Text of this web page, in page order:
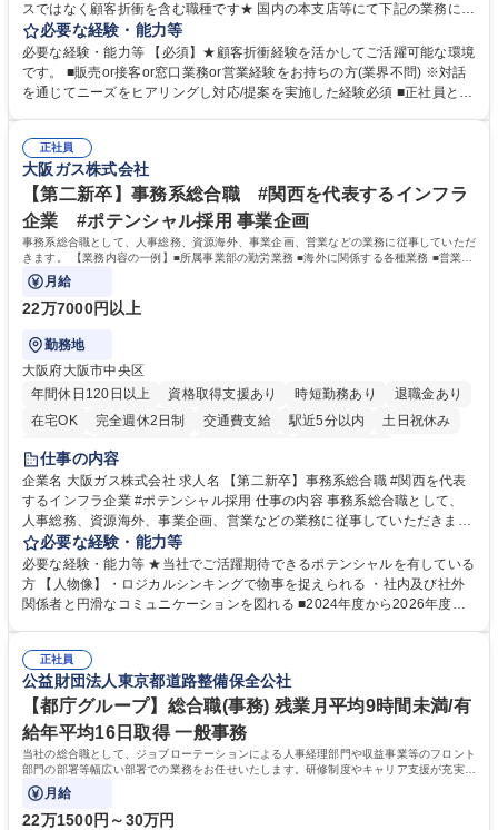
スではなく顧客折衝を含む職種です★ 国内の本支店等にて下記の業務に従
事していただきます。 ■窓口/後方/ロビーにて事務手続等の受付・オペレ
ーション、お客様対応 ■窓口にて、ご来店された個人のお客様に対して金
融商品のご提案 ■効率的な事務運用の検討・構築等 ≪業務紹介：ご応募前
に必ずご覧ください≫ ※記事 https://www.mysite.bk.mufg.jp/career/circle/
必要な経験・能力等
必要な経験・能力等 【必須】★顧客折衝経験を活かしてご活躍可能な環境
です。 ■販売or接客or窓口業務or営業経験をお持ちの方(業界不問) ※対話
を通じてニーズをヒアリングし対応/提案を実施した経験必須 ■正社員とし
るので安心して入行いただけます。 幅広いキャリアの選択肢があり、公募
や社内副業等を活用し、 一人ひとりが挑戦できるカルチャーが浸透してい
ます。 学歴・資格 学歴：大学院 大学 高専 短大 専修学校 高校 語学力：
資格：
正社員
大阪ガス株式会社
【第二新卒】事務系総合職 #関西を代表するインフラ
企業 #ポテンシャル採用 事業企画
事務系総合職として、人事総務、資源海外、事業企画、営業などの業務に従事していただ
きます。 【業務内容の一例】■所属事業部の勤労業務 ■海外に関係する各種業務 ■営業部
門の企画スタッフ、ルート営業
月給
22万7000円以上
勤務地
大阪府大阪市中央区
年間休日120日以上
資格取得支援あり 時短勤務あり
退職金あり
在宅OK
完全週休2日制 交通費支給 駅近5分以内
土日祝休み
服装自由
第二新卒歓迎
仕事の内容
企業名 大阪ガス株式会社 求人名 【第二新卒】事務系総合職 #関西を代表
するインフラ企業 #ポテンシャル採用 仕事の内容 事務系総合職として、
人事総務、資源海外、事業企画、営業などの業務に従事していただきま
す。 【業務内容の一例】■所属事業部の勤労業務 ■海外に関係する各種業
務 ■営業部門の企画スタッフ、ルート営業 【キャリアパス】入社後の配属
ポジションで一定期間ご活躍頂いた後、本人の適性及び将来のキャリアを
鑑みてジョブローテーションを行います。 【育成】OJTでの現場育成や研
表するインフラ企業 #ポテンシャル採用
必要な経験・能力等
必要な経験・能力等 ★当社でご活躍期待できるポテンシャルを有している
方 【人物像】・ロジカルシンキングで物事を捉えられる ・社内及び社外
関係者と円滑なコミュニケーションを図れる ■2024年度から2026年度ま
72.html ■エネルギーセキュリティの不安定化や気候変動による自然災害の
甚大化など、これまで以上に社会課題解決の重要性が高まっています。
「未来の日常」の創造に向けて持続可能な社会の実現に貢献してまいりま
す。 学歴・資格 学歴：大学院 大学 語学力： 資格：
正社員
公益財団法人東京都道路整備保全公社
【都庁グループ】総合職(事務) 残業月平均9時間未満/有
給年平均16日取得 一般事務
当社の総合職として、ジョブローテーションによる人事経理部門や収益事業等のフロント
部門の部署等幅広い部署での業務をお任せいたします。研修制度やキャリア支援が充実し
ております！ ※下記業務詳細
月給
22万1500円～30万円